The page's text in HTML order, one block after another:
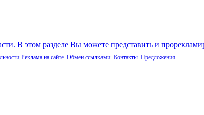
В этом разделе Вы можете представить и
Реклама на сайте. Обмен ссылками. Контакты. Предложения.